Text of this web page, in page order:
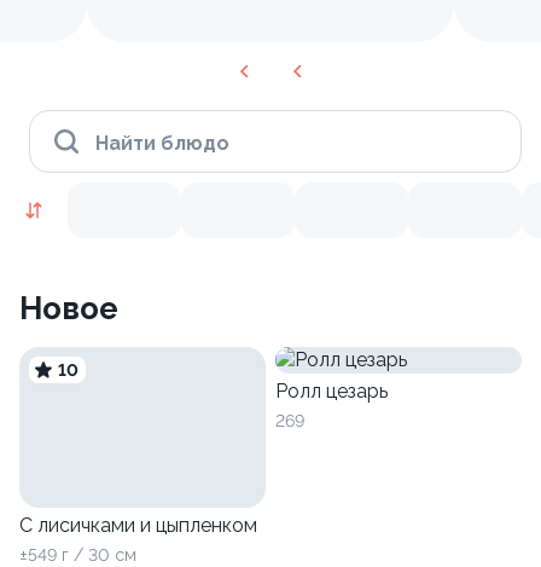
Найти блюдо
Новое
10
С лисичками и цыпленком
±549 г / 30 см
Ролл цезарь
269